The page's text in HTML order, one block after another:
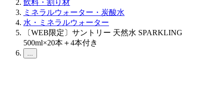
飲料・割り材
ミネラルウォーター・炭酸水
水・ミネラルウォーター
〔WEB限定〕サントリー 天然水 SPARKLING
500ml×20本＋4本付き
...